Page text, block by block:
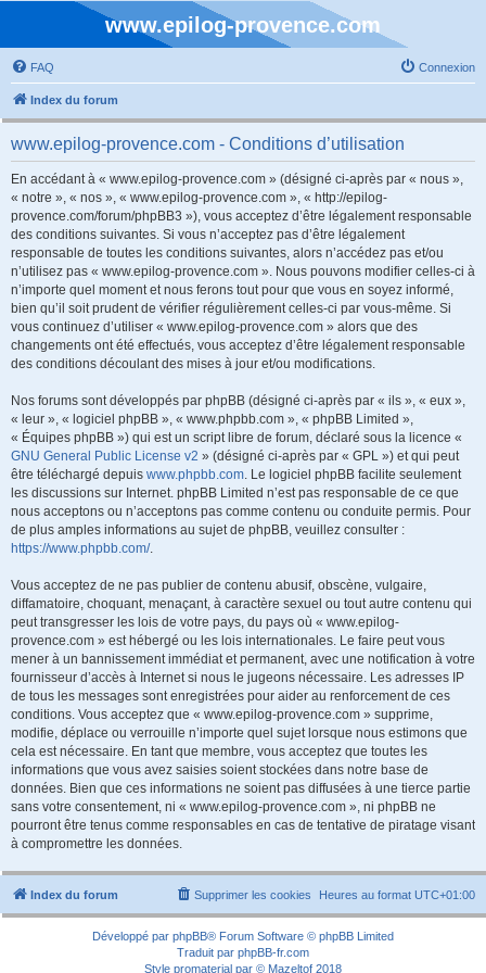
www.epilog-provence.com
FAQ Connexion
Index du forum
www.epilog-provence.com - Conditions d’utilisation
En accédant à « www.epilog-provence.com » (désigné ci-après par « nous »,
« notre », « nos », « www.epilog-provence.com », « http://epilog-
provence.com/forum/phpBB3 »), vous acceptez d’être légalement responsable
des conditions suivantes. Si vous n’acceptez pas d’être légalement
responsable de toutes les conditions suivantes, alors n’accédez pas et/ou
n’utilisez pas « www.epilog-provence.com ». Nous pouvons modifier celles-ci à
n’importe quel moment et nous ferons tout pour que vous en soyez informé,
bien qu’il soit prudent de vérifier régulièrement celles-ci par vous-même. Si
vous continuez d’utiliser « www.epilog-provence.com » alors que des
changements ont été effectués, vous acceptez d’être légalement responsable
des conditions découlant des mises à jour et/ou modifications.
Nos forums sont développés par phpBB (désigné ci-après par « ils », « eux »,
« leur », « logiciel phpBB », « www.phpbb.com », « phpBB Limited »,
« Équipes phpBB ») qui est un script libre de forum, déclaré sous la licence «
GNU General Public License v2 » (désigné ci-après par « GPL ») et qui peut
être téléchargé depuis www.phpbb.com. Le logiciel phpBB facilite seulement
les discussions sur Internet. phpBB Limited n’est pas responsable de ce que
nous acceptons ou n’acceptons pas comme contenu ou conduite permis. Pour
de plus amples informations au sujet de phpBB, veuillez consulter :
https://www.phpbb.com/.
Vous acceptez de ne pas publier de contenu abusif, obscène, vulgaire,
diffamatoire, choquant, menaçant, à caractère sexuel ou tout autre contenu qui
peut transgresser les lois de votre pays, du pays où « www.epilog-
provence.com » est hébergé ou les lois internationales. Le faire peut vous
mener à un bannissement immédiat et permanent, avec une notification à votre
fournisseur d’accès à Internet si nous le jugeons nécessaire. Les adresses IP
de tous les messages sont enregistrées pour aider au renforcement de ces
conditions. Vous acceptez que « www.epilog-provence.com » supprime,
modifie, déplace ou verrouille n’importe quel sujet lorsque nous estimons que
cela est nécessaire. En tant que membre, vous acceptez que toutes les
informations que vous avez saisies soient stockées dans notre base de
données. Bien que ces informations ne soient pas diffusées à une tierce partie
sans votre consentement, ni « www.epilog-provence.com », ni phpBB ne
pourront être tenus comme responsables en cas de tentative de piratage visant
à compromettre les données.
Index du forum Heures au format UTC+01:00
Supprimer les cookies
Développé par phpBB® Forum Software © phpBB Limited
Traduit par phpBB-fr.com
Style promaterial par © Mazeltof 2018